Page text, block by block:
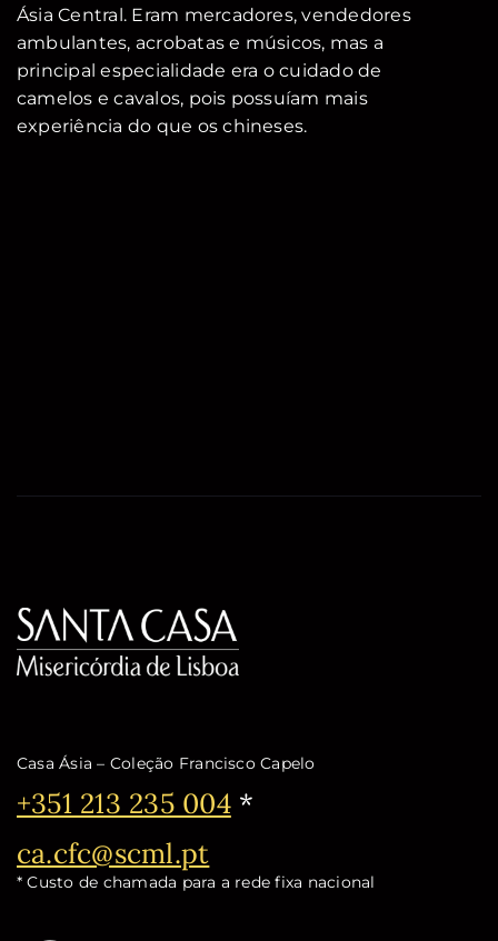
Ásia Central. Eram mercadores, vendedores
ambulantes, acrobatas e músicos, mas a
principal especialidade era o cuidado de
camelos e cavalos, pois possuíam mais
experiência do que os chineses.
Casa Ásia – Coleção Francisco Capelo
Telefone:
+351 213 235 004*
Email:
ca.cfc@scml.pt
* Custo de chamada para a rede fixa nacional